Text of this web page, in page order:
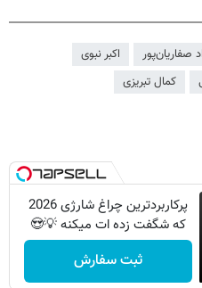
صفاریان‌پور
اکبر نبوی
کمال تبریزی
پرکاربردترین چراغ شارژی 2026
که شگفت زده ات میکنه 💡😍
ثبت سفارش